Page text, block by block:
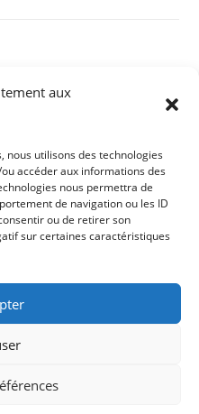
aux
nous utilisons des technologies
accéder aux informations des
nous permettra de
de navigation ou les ID
ou de retirer son
sur certaines caractéristiques